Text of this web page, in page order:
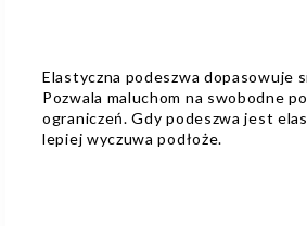
Elastyczna podeszwa dopasowuje
Pozwala maluchom na swobodne
ograniczeń. Gdy podeszwa jest
lepiej wyczuwa podłoże.